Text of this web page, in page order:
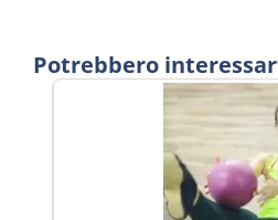
Potrebbero